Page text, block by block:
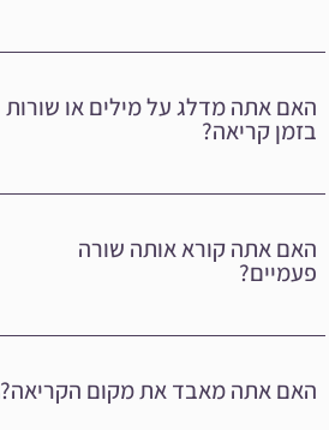
האם אתה מדלג על מילים או שורות
בזמן קריאה?
האם אתה קורא אותה שורה
פעמיים?
האם אתה מאבד את מקום הקריאה?